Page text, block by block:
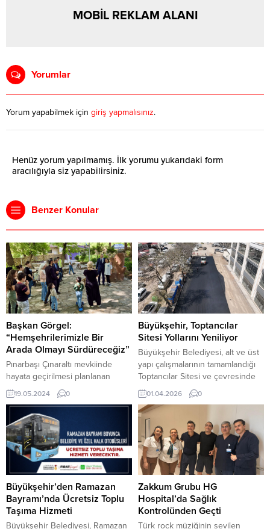
MOBİL REKLAM ALANI
Yorumlar
Yorum yapabilmek için giriş yapmalısınız.
Henüz yorum yapılmamış. İlk yorumu yukarıdaki form
aracılığıyla siz yapabilirsiniz.
Benzer Konular
Başkan Görgel:
“Hemşehrilerimizle Bir
Arada Olmayı Sürdüreceğiz”
Pınarbaşı Çınaraltı mevkiinde
hayata geçirilmesi planlanan
sosyal tesis alanında
incelemelerde bulunan Başkan
Fırat Görgel, bölgede
vatandaşlarla da bir araya geldi.
Kahramanmaraş Büyükşehir
Belediye Başkanı Fırat Görgel;
doğası, havası, yeşil alanları ve
manzarasıyla şehrin en önemli
turizm alanlarından Pınarbaşı
Çınaraltı mevkiinde hayata
geçirilmesi planlanan sosyal tesis
alanında incelemelerde bulundu.
19.05.2024 0
Büyükşehir, Toptancılar
Sitesi Yollarını Yeniliyor
Büyükşehir Belediyesi, alt ve üst
yapı çalışmalarının tamamlandığı
Toptancılar Sitesi ve çevresinde
yolları yeniliyor. 30 Milyonluk
yatırımla gerçekleştirilen
çalışmayla bölgedeki ulaşım
konforunun artırılması
hedefleniyor. Kahramanmaraş
Büyükşehir Belediyesi, şehir
genelinde ulaşım standardını
yükseltmek için yol yatırımlarına
hız kesmeden devam ediyor.
Vatandaşların daha güvenli,
konforlu ve kesintisiz ulaşım
imkânına kavuşmasını hedefleyen
01.04.2026 0
Büyükşehir’den Ramazan
Bayramı’nda Ücretsiz Toplu
Taşıma Hizmeti
Büyükşehir Belediyesi, Ramazan
Zakkum Grubu HG
Hospital’da Sağlık
Kontrolünden Geçti
Türk rock müziğinin sevilen